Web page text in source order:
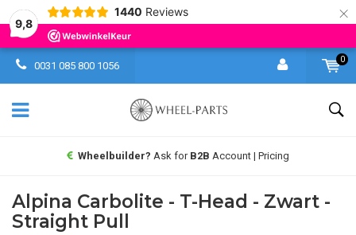
9,8
1440 Reviews ×
0031 085 800 1056
0
Wheelbuilder? Ask for B2B Account | Pricing
Alpina Carbolite - T-Head - Zwart -
Straight Pull